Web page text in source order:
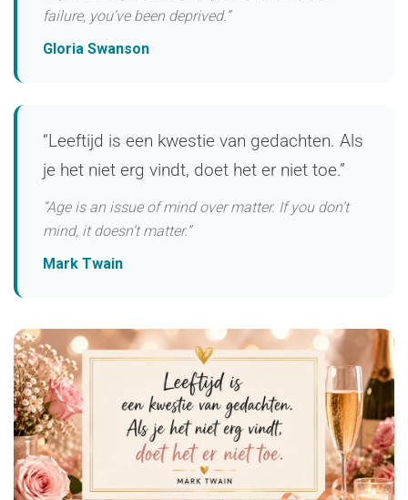
failure, you’ve been deprived.”
Gloria Swanson
“Leeftijd is een kwestie van gedachten. Als
je het niet erg vindt, doet het er niet toe.”
“Age is an issue of mind over matter. If you don’t
mind, it doesn’t matter.”
Mark Twain